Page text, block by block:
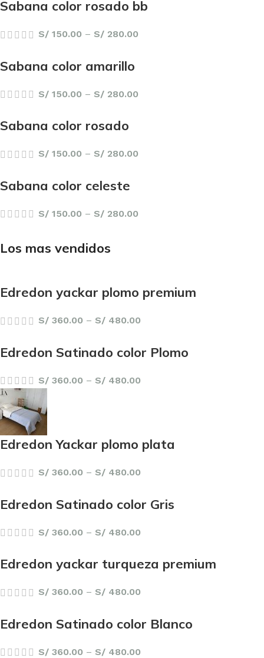
Sabana color rosado bb
S/ 150.00 – S/ 280.00
Sabana color amarillo
S/ 150.00 – S/ 280.00
Sabana color rosado
S/ 150.00 – S/ 280.00
Sabana color celeste
S/ 150.00 – S/ 280.00
Los mas vendidos
Edredon yackar plomo premium
S/ 360.00 – S/ 480.00
Edredon Satinado color Plomo
S/ 360.00 – S/ 480.00
Edredon Yackar plomo plata
S/ 360.00 – S/ 480.00
Edredon Satinado color Gris
S/ 360.00 – S/ 480.00
Edredon yackar turqueza premium
S/ 360.00 – S/ 480.00
Edredon Satinado color Blanco
S/ 360.00 – S/ 480.00